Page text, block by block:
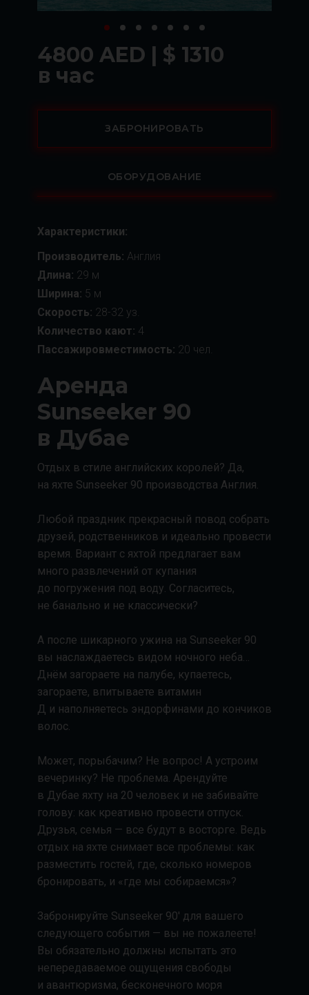
ЗАБРОНИРОВАТЬ
4800 AED | $ 1310
в час
Отдых в стиле английских королей? Да,
на яхте Sunseeker 90 производства Англия.
Любой праздник прекрасный повод собрать
друзей, родственников и идеально провести
время. Вариант с яхтой предлагает вам
много развлечений от купания
до погружения под воду. Согласитесь,
не банально и не классически?
А после шикарного ужина на Sunseeker 90
вы наслаждаетесь видом ночного неба…
Днём загораете на палубе, купаетесь,
загораете, впитываете витамин
Д и наполняетесь эндорфинами до кончиков
волос.
Может, порыбачим? Не вопрос! А устроим
вечеринку? Не проблема. Арендуйте
в Дубае яхту на 20 человек и не забивайте
голову: как креативно провести отпуск.
Друзья, семья — все будут в восторге. Ведь
отдых на яхте снимает все проблемы: как
разместить гостей, где, сколько номеров
бронировать, и «где мы собираемся»?
Забронируйте Sunseeker 90' для вашего
следующего события — вы не пожалеете!
Вы обязательно должны испытать это
непередаваемое ощущения свободы
и авантюризма, бесконечного моря
Характеристики:
ОБОРУДОВАНИЕ
Аренда
Sunseeker 90
в Дубае
Ширина: 5 м
Длина: 29 м
Скорость: 28-32 уз.
Пассажировместимость: 20 чел.
Количество кают: 4
Производитель: Англия